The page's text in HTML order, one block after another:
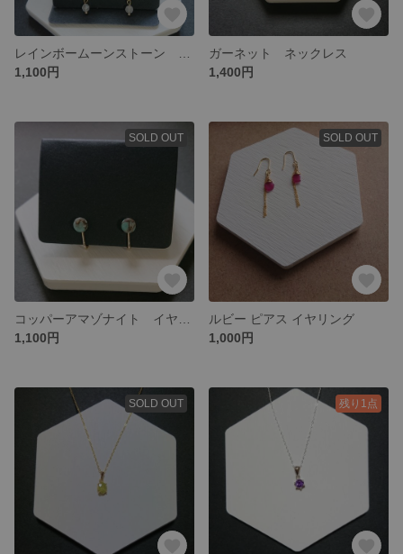
1,100円
ガーネット ネックレス
1,400円
SOLD OUT
1,100円
SOLD OUT
ルビー ピアス イヤリング
1,000円
SOLD OUT 残り1点